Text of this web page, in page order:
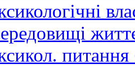
питання